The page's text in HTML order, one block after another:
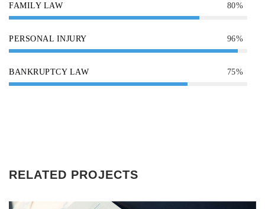
FAMILY LAW 80%
PERSONAL INJURY 96%
BANKRUPTCY LAW 75%
RELATED PROJECTS